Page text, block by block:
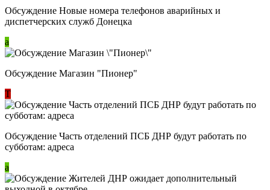
Обсуждение Новые номера телефонов аварийных и
диспетчерских служб Донецка
a
Обсуждение Магазин "Пионер"
Т
Обсуждение Часть отделений ПСБ ДНР будут работать по
субботам: адреса
a